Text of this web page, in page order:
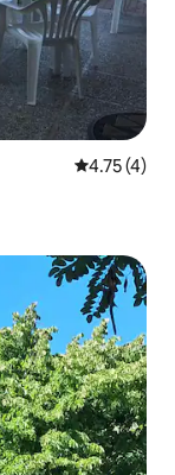
Calificación
4.75 (4)